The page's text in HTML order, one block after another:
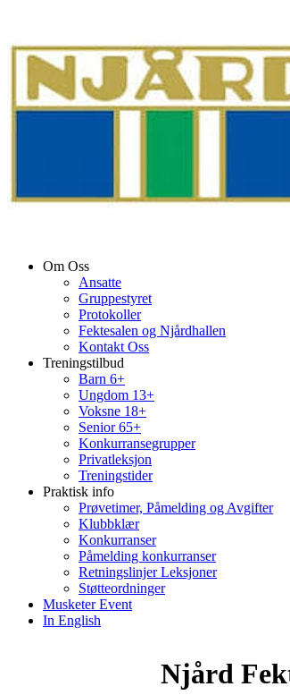
Om Oss
Ansatte
Gruppestyret
Protokoller
Fektesalen og Njårdhallen
Kontakt Oss
Treningstilbud
Barn 6+
Ungdom 13+
Voksne 18+
Senior 65+
Konkurransegrupper
Privatleksjon
Treningstider
Praktisk info
Prøvetimer, Påmelding og Avgifter
Klubbklær
Konkurranser
Påmelding konkurranser
Retningslinjer Leksjoner
Støtteordninger
Musketer Event
In English
Njård